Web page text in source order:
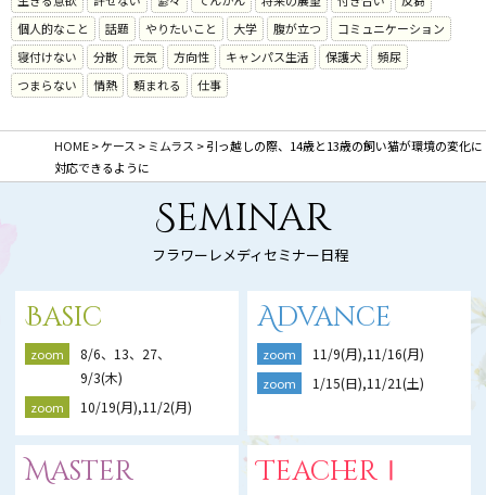
個人的なこと
話題 やりたいこと 大学 腹が立つ
コミュニケーション
寝付けない
分散 元気 方向性 キャンパス生活 保護犬
頻尿
つまらない
情熱 頼まれる 仕事
HOME>ケース >ミムラス >引っ越しの際、14歳と13歳の飼い猫が環境の変化に
対応できるように
Seminar
フラワーレメディセミナー日程
Basic
zoom
8/6、13、27、
9/3(木)
zoom 10/19(月),11/2(月)
Advance
zoom 11/9(月),11/16(月)
zoom 1/15(日),11/21(土)
Master
TeacherⅠ